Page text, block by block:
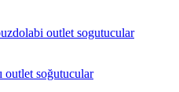
outlet soğutucular